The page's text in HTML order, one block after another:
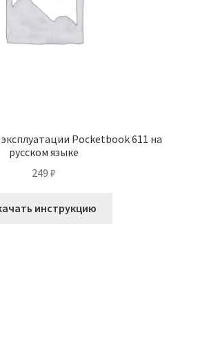
Pocketbook 611 на
русском языке
249 ₽
инструкцию